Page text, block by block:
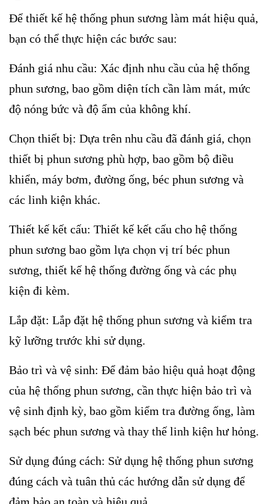
Để thiết kế hệ thống phun sương làm mát hiệu quả,
bạn có thể thực hiện các bước sau:
Đánh giá nhu cầu: Xác định nhu cầu của hệ thống
phun sương, bao gồm diện tích cần làm mát, mức
độ nóng bức và độ ẩm của không khí.
Chọn thiết bị: Dựa trên nhu cầu đã đánh giá, chọn
thiết bị phun sương phù hợp, bao gồm bộ điều
khiển, máy bơm, đường ống, béc phun sương và
các linh kiện khác.
Thiết kế kết cấu: Thiết kế kết cấu cho hệ thống
phun sương bao gồm lựa chọn vị trí béc phun
sương, thiết kế hệ thống đường ống và các phụ
kiện đi kèm.
Lắp đặt: Lắp đặt hệ thống phun sương và kiểm tra
kỹ lưỡng trước khi sử dụng.
Bảo trì và vệ sinh: Để đảm bảo hiệu quả hoạt động
của hệ thống phun sương, cần thực hiện bảo trì và
vệ sinh định kỳ, bao gồm kiểm tra đường ống, làm
sạch béc phun sương và thay thế linh kiện hư hỏng.
Sử dụng đúng cách: Sử dụng hệ thống phun sương
đúng cách và tuân thủ các hướng dẫn sử dụng để